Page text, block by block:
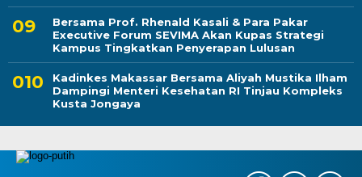
Bersama Prof. Rhenald Kasali & Para Pakar
Executive Forum SEVIMA Akan Kupas Strategi
Kampus Tingkatkan Penyerapan Lulusan
Kadinkes Makassar Bersama Aliyah Mustika Ilham
Dampingi Menteri Kesehatan RI Tinjau Kompleks
Kusta Jongaya